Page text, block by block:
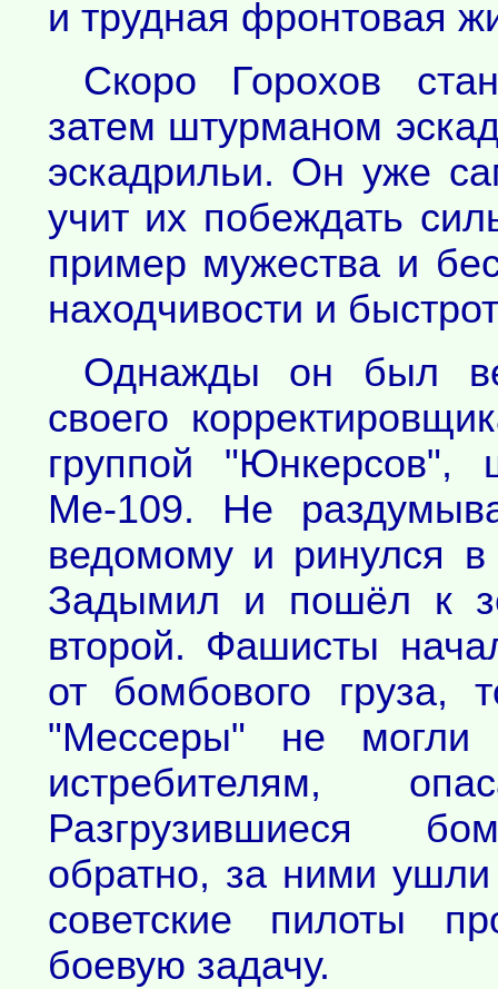
и трудная фронтовая
Скоро Горохов
затем штурманом
эскадрильи. Он уже
учит их побеждать
пример мужества и
находчивости и
Однажды он был
своего
группой
Ме-109. Не
ведомому и ринулся в
Задымил и пошёл к
второй. Фашисты
от бомбового груза,
"Мессеры" не могли
истребителям,
Разгрузившиеся
обратно, за ними
советские пилоты
боевую задачу.